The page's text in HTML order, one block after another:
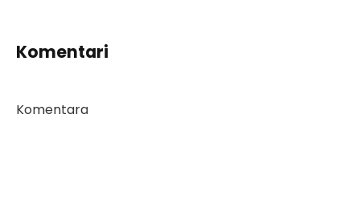
Komentari
Komentara